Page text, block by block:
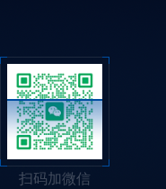
扫码加微信